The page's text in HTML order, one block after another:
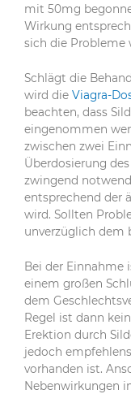
mit 50mg
Wirkung
sich die Probleme
Schlägt die
wird die Viagra-
beachten, dass
eingenommen
zwischen zwei
Überdosierung
zwingend
entsprechend der
wird. Sollten
unverzüglich dem
Bei der Einnahme
einem großen
dem
Regel ist dann
Erektion durch
jedoch
vorhanden ist.
Nebenwirkungen